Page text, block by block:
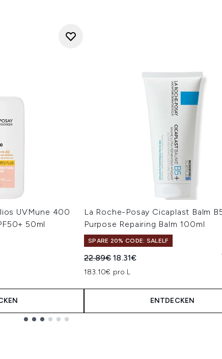
UVMune 400
50ml
La Roche-Posay Cicaplast Balm
Purpose Repairing Balm 100ml
SPARE 20% CODE: SALELF
Unverbindliche Preisempfehlung:
22.89€Aktueller Preis:
18.31€
183.10€ pro L
ENTDECKEN